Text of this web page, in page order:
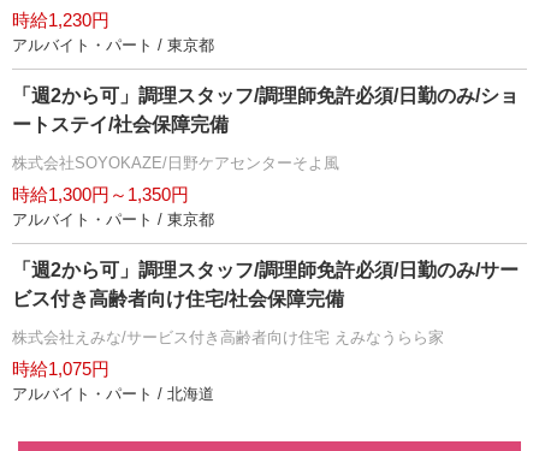
時給1,230円
アルバイト・パート / 東京都
「週2から可」調理スタッフ/調理師免許必須/日勤のみ/ショ
ートステイ/社会保障完備
株式会社SOYOKAZE/日野ケアセンターそよ風
時給1,300円～1,350円
アルバイト・パート / 東京都
「週2から可」調理スタッフ/調理師免許必須/日勤のみ/サー
ビス付き高齢者向け住宅/社会保障完備
株式会社えみな/サービス付き高齢者向け住宅 えみなうらら家
時給1,075円
アルバイト・パート / 北海道